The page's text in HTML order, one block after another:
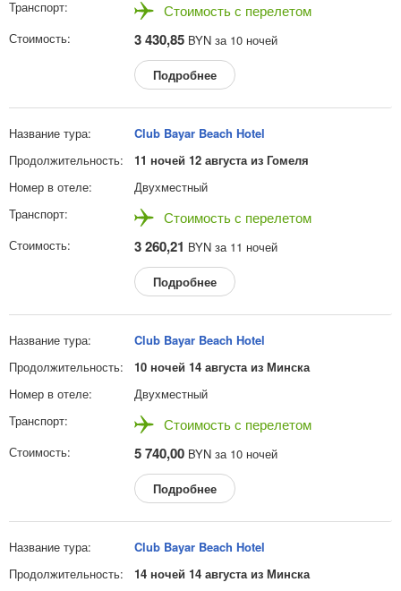
Стоимость с перелетом
3 430,85 BYN за 10 ночей
Подробнее
Club Bayar Beach Hotel
11 ночей 12 августа из Гомеля
Двухместный
Стоимость с перелетом
3 260,21 BYN за 11 ночей
Подробнее
Club Bayar Beach Hotel
10 ночей 14 августа из Минска
Двухместный
Стоимость с перелетом
5 740,00 BYN за 10 ночей
Подробнее
Club Bayar Beach Hotel
14 ночей 14 августа из Минска